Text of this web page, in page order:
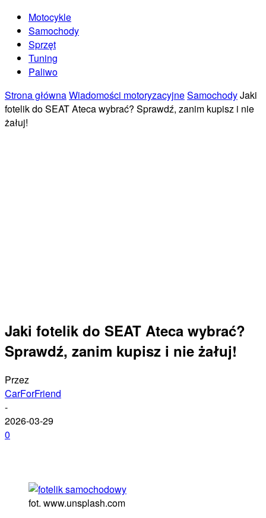
Motocykle
Samochody
Sprzęt
Tuning
Paliwo
Strona głównaWiadomości motoryzacyjneSamochodyJaki
fotelik do SEAT Ateca wybrać? Sprawdź, zanim kupisz i nie
żałuj!
Jaki fotelik do SEAT Ateca wybrać?
Sprawdź, zanim kupisz i nie żałuj!
Przez
CarForFriend
-
2026-03-29
0
fot. www.unsplash.com